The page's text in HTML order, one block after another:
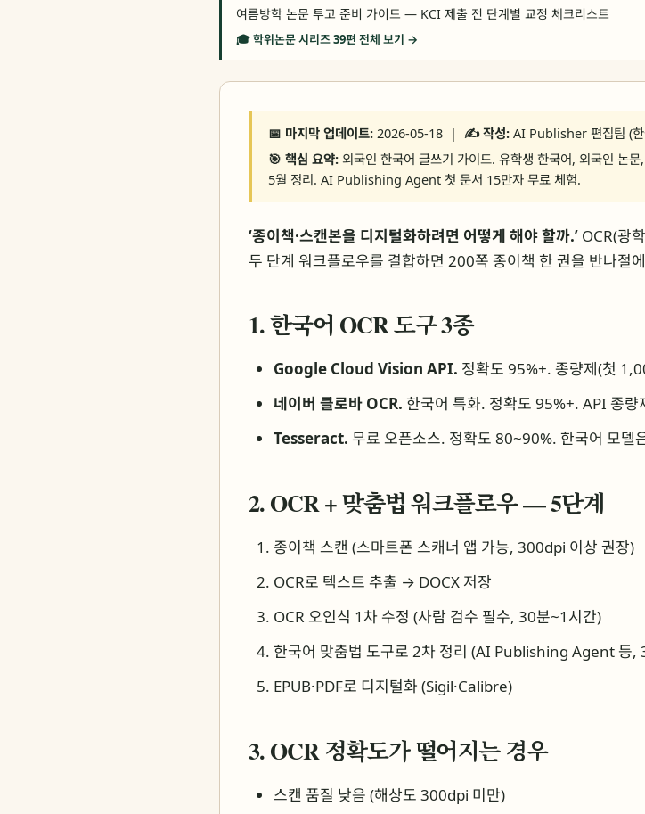
여름방학 논문 투고 준비 가이드 — KCI 제출 전 단계별 교정 체크리스트
🎓 학위논문 시리즈 39편 전체 보기 →
📅 마지막 업데이트: 2026-05-18 | ✍️ 작성: AI Publisher 편집팀 (한
🎯 핵심 요약: 외국인 한국어 글쓰기 가이드. 유학생 한국어, 외국인 논
5월 정리. AI Publishing Agent 첫 문서 15만자 무료 체험.
‘종이책·스캔본을 디지털화하려면 어떻게 해야 할까.’ OCR(광
두 단계 워크플로우를 결합하면 200쪽 종이책 한 권을 반나절
1. 한국어 OCR 도구 3종
Google Cloud Vision API. 정확도 95%+. 종량제(첫
네이버 클로바 OCR. 한국어 특화. 정확도 95%+. API 종량
Tesseract. 무료 오픈소스. 정확도 80~90%. 한국어 모델
2. OCR + 맞춤법 워크플로우 — 5단계
종이책 스캔 (스마트폰 스캐너 앱 가능, 300dpi 이상 권장)
OCR로 텍스트 추출 → DOCX 저장
OCR 오인식 1차 수정 (사람 검수 필수, 30분~1시간)
한국어 맞춤법 도구로 2차 정리 (AI Publishing Agent 등,
EPUB·PDF로 디지털화 (Sigil·Calibre)
3. OCR 정확도가 떨어지는 경우
스캔 품질 낮음 (해상도 300dpi 미만)